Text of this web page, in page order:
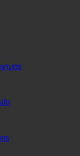
าบุตร
ด
ร